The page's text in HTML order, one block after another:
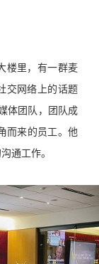
楼里，有一群麦
交网络上的话题
体团队，团队成
而来的员工。他
通工作。